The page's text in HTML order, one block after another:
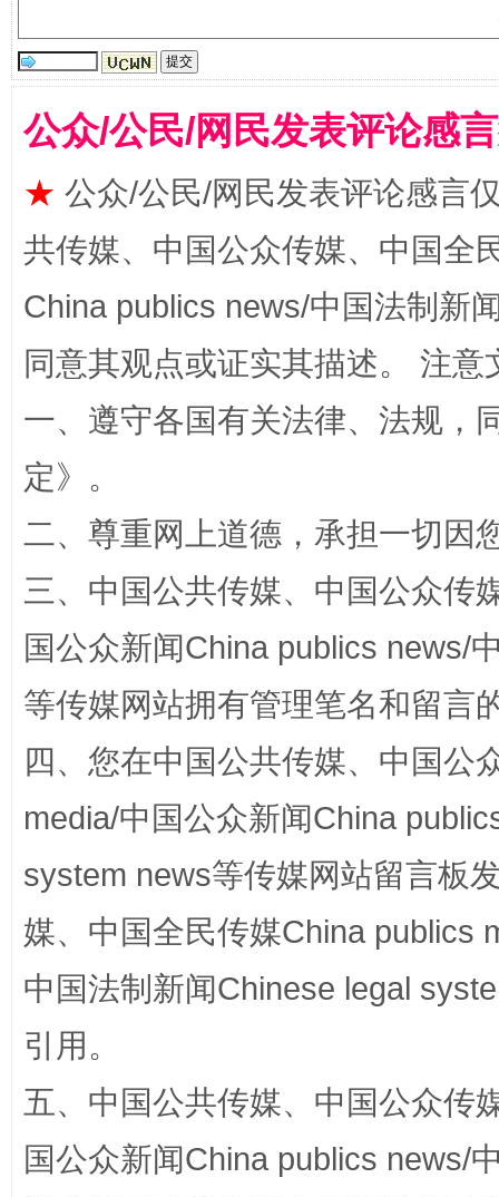
受贿1.44亿！段成刚被判无期 从幼
全民健身五年计划来了！等你上场
阿坝州三大球赛在茂县开幕 规模
国家大学科技园优化重塑工作
公众/公民/网民发表评论感
★ 公众/公民/网民发表评论感言
共传媒、中国公众传媒、中国全
China publics news/中国法制新
同意其观点或证实其描述。 注
一、遵守各国有关法律、法规，
定》。
二、尊重网上道德，承担一切因
三、中国公共传媒、中国公众传
国公众新闻China publics news/
等传媒网站拥有管理笔名和留言
四、您在中国公共传媒、中国公
media/中国公众新闻China
system news等传媒网站留言板
媒、中国全民传媒China publics
中国法制新闻Chinese legal
引用。
五、中国公共传媒、中国公众传
国公众新闻China publics news/